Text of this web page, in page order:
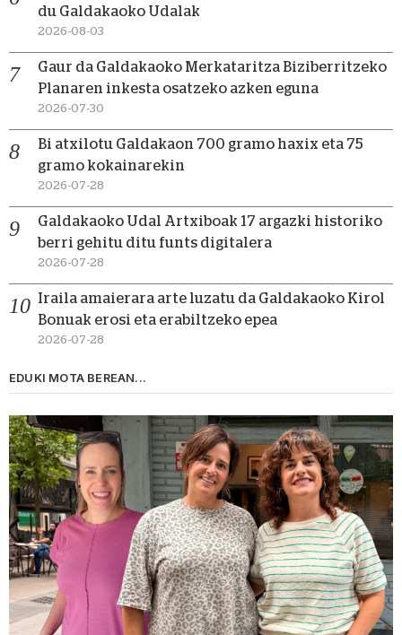
du Galdakaoko Udalak
2026-08-03
Gaur da Galdakaoko Merkataritza Biziberritzeko
Planaren inkesta osatzeko azken eguna
2026-07-30
Bi atxilotu Galdakaon 700 gramo haxix eta 75
gramo kokainarekin
2026-07-28
Galdakaoko Udal Artxiboak 17 argazki historiko
berri gehitu ditu funts digitalera
2026-07-28
Iraila amaierara arte luzatu da Galdakaoko Kirol
Bonuak erosi eta erabiltzeko epea
2026-07-28
EDUKI MOTA BEREAN...